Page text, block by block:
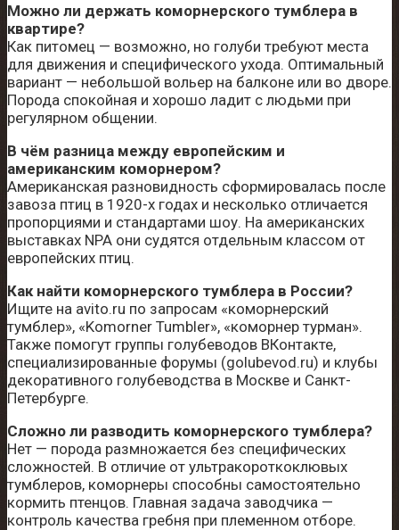
Можно ли держать коморнерского тумблера в
квартире?
Как питомец — возможно, но голуби требуют места
для движения и специфического ухода. Оптимальный
вариант — небольшой вольер на балконе или во дворе.
Порода спокойная и хорошо ладит с людьми при
регулярном общении.
В чём разница между европейским и
американским коморнером?
Американская разновидность сформировалась после
завоза птиц в 1920-х годах и несколько отличается
пропорциями и стандартами шоу. На американских
выставках NPA они судятся отдельным классом от
европейских птиц.
Как найти коморнерского тумблера в России?
Ищите на avito.ru по запросам «коморнерский
тумблер», «Komorner Tumbler», «коморнер турман».
Также помогут группы голубеводов ВКонтакте,
специализированные форумы (golubevod.ru) и клубы
декоративного голубеводства в Москве и Санкт-
Петербурге.
Сложно ли разводить коморнерского тумблера?
Нет — порода размножается без специфических
сложностей. В отличие от ультракороткоклювых
тумблеров, коморнеры способны самостоятельно
кормить птенцов. Главная задача заводчика —
контроль качества гребня при племенном отборе.